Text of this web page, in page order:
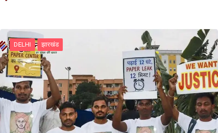
DELHI झारखंड